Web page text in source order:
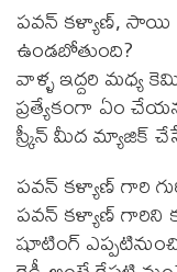
పవన్ కళ్యాణ్,
ఉండబోతుంది?
వాళ్ళ ఇద్దరి మధ్య
ప్రత్యేకంగా ఏం
స్క్రీన్ మీద మ్యాజిక్
పవన్ కళ్యాణ్ గారి
పవన్ కళ్యాణ్ గారిని
షూటింగ్